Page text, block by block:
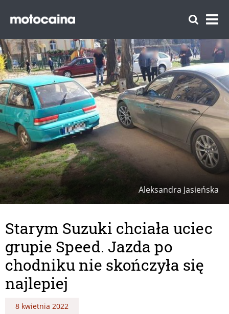
Aleksandra Jasieńska
Starym Suzuki chciała uciec
grupie Speed. Jazda po
chodniku nie skończyła się
najlepiej
8 kwietnia 2022